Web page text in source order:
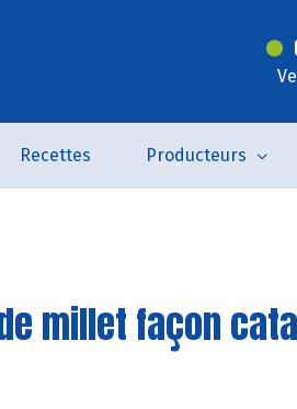
Recettes Producteurs
millet façon